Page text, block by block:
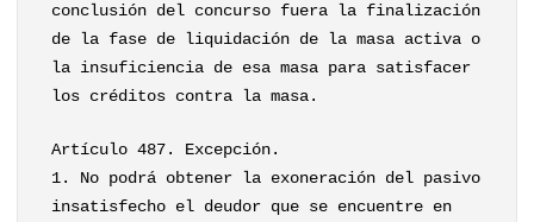
conclusión del concurso fuera la finalización
de la fase de liquidación de la masa activa o
la insuficiencia de esa masa para satisfacer
los créditos contra la masa.
Artículo 487. Excepción.
1. No podrá obtener la exoneración del pasivo
insatisfecho el deudor que se encuentre en